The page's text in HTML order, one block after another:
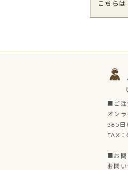
こちら
■ご注
オン
365日
FAX
■お問
お問